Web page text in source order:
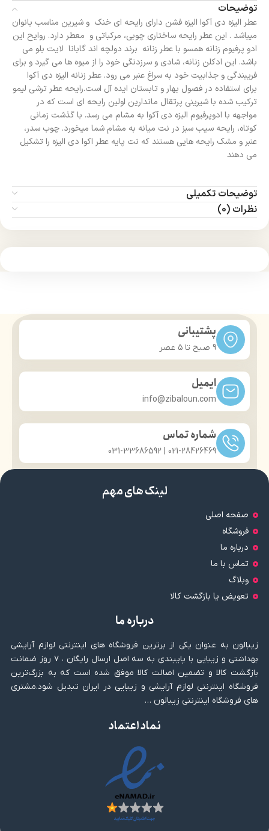
توضیحات
عطر الیزه دی آکوا الیزه فشن دارای رایحه ای خنک و شیرین مناسب بانوان
میباشد . این عطر رایحه ساختاری چوبی، مرکباتی و معطر دارد. روایح این
ادو پرفیوم زنانه همسو با عطر زنانه برند دولچه اند گابانا لایت بلو می
باشد. این ادکلن زنانه، شادی و سرزدنگی خود را از میوه ها می گیرد و برای
فریبندگی و جذابیت خود به سراغ عنبر می رود. عطر زنانه الیزه دی آکوا
برای استفاده در فصول بهار و تابستان ایده آل است.رایحه عطر ترشی لیمو
ترکیب شده با شیرینی پرتقال ماندارین اولین رایحه ای است که در
مواجهه با ادوپرفیوم الیزه دی آکوا به مشام می رسد. با گذشت زمانی
کوتاه، رایحه سیب سبز در نت میانه به مشام شما میخورد. چوب سدر،
عنبر و مشک رایحه هایی هستند که نت پایه عطر اکوا دی الیزه را تشکیل
می دهند
توضیحات تکمیلی
نظرات (0)
پشتیبانی
9 صبح تا ۵ عصر
ایمیل
info@zibaloun.com
شماره تماس
021-28426469 | 031-33686592
لینک های مهم
صفحه اصلی
فروشگاه
درباره ما
تماس با ما
وبلاگ
تعویض یا بازگشت کالا
درباره ما
زیبالون به عنوان یکی از برترین فروشگاه های اینترنتی لوازم آرایشی
بهداشتی و زیبایی با پایبندی به سه اصل ارسال رایگان ، ۷ روز ضمانت
بازگشت کالا و تضمین اصالت کالا موفق شده است که به بزرگ‌ترین
فروشگاه اینترنتی لوازم آرایشی و زیبایی در ایران تبدیل شود.مشتری
های فروشگاه اینترنتی زیبالون …
نماد اعتماد